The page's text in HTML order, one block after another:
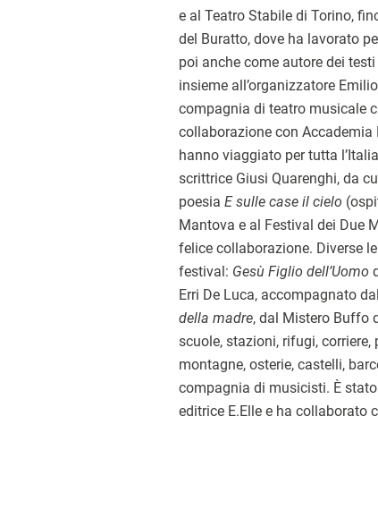
e al Teatro Stabile di Torino,
del Buratto, dove ha lavorato
poi anche come autore dei
insieme all’organizzatore
compagnia di teatro musicale
collaborazione con
hanno viaggiato per tutta
scrittrice Giusi Quarenghi, da
poesia E sulle case il cielo
Mantova e al Festival dei Due
felice collaborazione. Diverse
festival: Gesù Figlio dell’Uomo
Erri De Luca, accompagnato
della madre, dal Mistero Buffo
scuole, stazioni, rifugi, corriere,
montagne, osterie, castelli,
compagnia di musicisti. È
editrice E.Elle e ha collaborato